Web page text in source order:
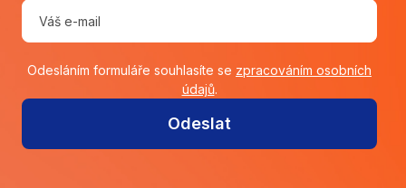
Odesláním formuláře souhlasíte se zpracováním osobních
údajů.
Odeslat